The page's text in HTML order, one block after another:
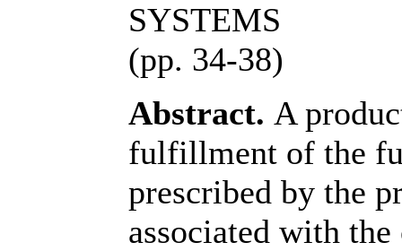
SYSTEMS
(pp. 34-38)
Abstract. A
fulfillment of the
prescribed by the
associated with